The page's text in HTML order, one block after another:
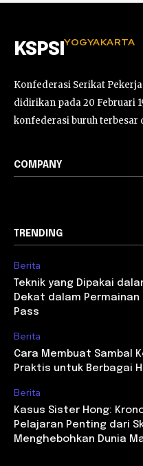
KSPSI YOGYAKARTA
Konfederasi Serikat
didirikan pada 20 Februari
konfederasi buruh terbesar
COMPANY
TRENDING
Berita
Teknik yang Dipakai
Dekat dalam
Pass
Berita
Cara Membuat Sambal
Praktis untuk Berbagai
Berita
Kasus Sister Hong:
Pelajaran Penting dari
Menghebohkan Dunia